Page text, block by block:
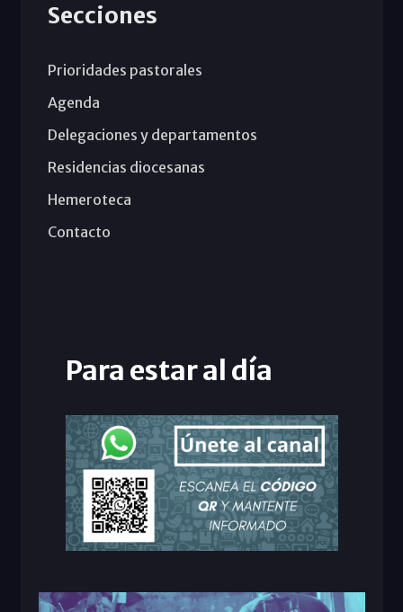
Secciones
Prioridades pastorales
Agenda
Delegaciones y departamentos
Residencias diocesanas
Hemeroteca
Contacto
Para estar al día